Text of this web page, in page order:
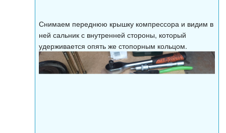
Снимаем переднюю крышку компрессора и видим в
ней сальник с внутренней стороны, который
удерживается опять же стопорным кольцом.